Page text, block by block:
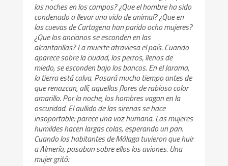
las noches en los campos? ¿Que el hombre ha sido
condenado a llevar una vida de animal? ¿Que en
las cuevas de Cartagena han parido ocho mujeres?
¿Que los ancianos se esconden en las
alcantarillas? La muerte atraviesa el país. Cuando
aparece sobre la ciudad, los perros, llenos de
miedo, se esconden bajo los bancos. En el Jarama,
la tierra está calva. Pasará mucho tiempo antes de
que renazcan, allí, aquellas flores de rabioso color
amarillo. Por la noche, los hombres vagan en la
oscuridad. El aullido de las sirenas se hace
insoportable: parece una voz humana. Las mujeres
humildes hacen largas colas, esperando un pan.
Cuando los habitantes de Málaga tuvieron que huir
a Almería, pasaban sobre ellos los aviones. Una
mujer gritó: